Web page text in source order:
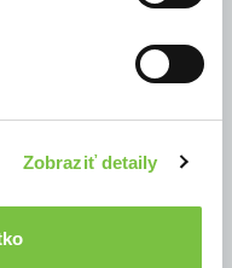
Zobraziť detaily